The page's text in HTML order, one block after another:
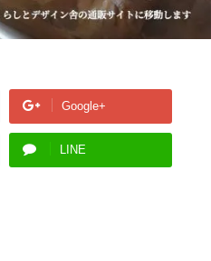
Google+
LINE